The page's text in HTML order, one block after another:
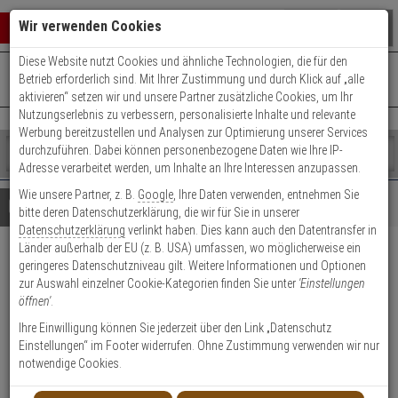
Warenkorb schließen
0 ARTIKEL IM WARENKORB
Ihr Warenkorb ist momentan leer.
Ergebnisse ()
Fertig
Shop
durchsuchen
Bitte
geben
Sie
mindestens
Zeichen
ein,
um
Suche
Es
wurde
noch
Kategorien
Suche
gestartet
+49 (0)821 899 493-0Mo. - Do.: 8:00 - 16:30 | Fr.: 8:00 - 14:00 Uhr
Kontaktservice nutzen
Details Beratung
2er Bravus.3500 MX
Doppelzyl. 40/40 6 Schl. ProCap
Produktmerkmale
Zylinder messen
Wir verwenden Cookies
Diese Website nutzt Cookies und ähnliche Technologien, die für den
Betrieb erforderlich sind. Mit Ihrer Zustimmung und durch Klick auf „alle
aktivieren“ setzen wir und unsere Partner zusätzliche Cookies, um Ihr
Nutzungserlebnis zu verbessern, personalisierte Inhalte und relevante
Werbung bereitzustellen und Analysen zur Optimierung unserer Services
durchzuführen. Dabei können personenbezogene Daten wie Ihre IP-
Adresse verarbeitet werden, um Inhalte an Ihre Interessen anzupassen.
Wie unsere Partner, z. B. Google , Ihre Daten verwenden, entnehmen Sie
bitte deren Datenschutzerklärung, die wir für Sie in unserer
Datenschutzerklärung verlinkt haben. Dies kann auch den Datentransfer in
Länder außerhalb der EU (z. B. USA) umfassen, wo möglicherweise ein
geringeres Datenschutzniveau gilt. Weitere Informationen und Optionen
zur Auswahl einzelner Cookie-Kategorien finden Sie unter 'Einstellungen
öffnen'.
Ihre Einwilligung können Sie jederzeit über den Link „Datenschutz
Einstellungen“ im Footer widerrufen. Ohne Zustimmung verwenden wir nur
notwendige Cookies.